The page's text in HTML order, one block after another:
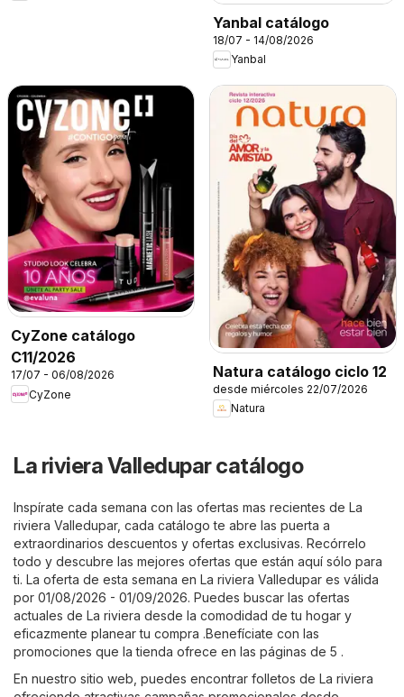
Yanbal catálogo
18/07 - 14/08/2026
Yanbal
CyZone catálogo
C11/2026
17/07 - 06/08/2026
CyZone
Natura catálogo ciclo 12
desde miércoles 22/07/2026
Natura
La riviera Valledupar catálogo
Inspírate cada semana con las ofertas mas recientes de La
riviera Valledupar, cada catálogo te abre las puerta a
extraordinarios descuentos y ofertas exclusivas. Recórrelo
todo y descubre las mejores ofertas que están aquí sólo para
ti. La oferta de esta semana en La riviera Valledupar es válida
por 01/08/2026 - 01/09/2026. Puedes buscar las ofertas
actuales de La riviera desde la comodidad de tu hogar y
eficazmente planear tu compra .Benefíciate con las
promociones que la tienda ofrece en las páginas de 5 .
En nuestro sitio web, puedes encontrar folletos de La riviera